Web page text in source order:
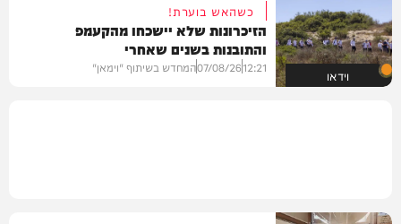
וידאו
כשהאש בוערת!
הזיכרונות שלא יישכחו מהקעמפ
והתובנות בשנים שאחרי
12:21
07/08/26המחדש בשיתוף "וימאן"